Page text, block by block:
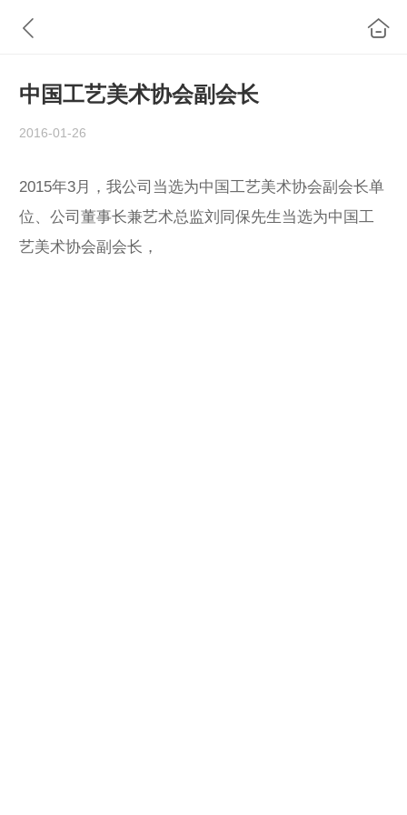
中国工艺美术协会副会长
2016-01-26
2015年3月，我公司当选为中国工艺美术协会副会长单
位、公司董事长兼艺术总监刘同保先生当选为中国工
艺美术协会副会长，